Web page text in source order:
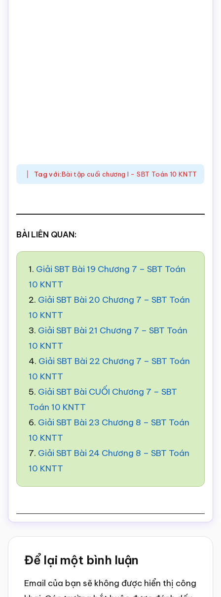
Tag với:Bài tập cuối chương I - SBT Toán 10 KNTT
BÀI LIÊN QUAN:
1. Giải SBT Bài 19 Chương 7 – SBT Toán
10 KNTT
2. Giải SBT Bài 20 Chương 7 – SBT Toán
10 KNTT
3. Giải SBT Bài 21 Chương 7 – SBT Toán
10 KNTT
4. Giải SBT Bài 22 Chương 7 – SBT Toán
10 KNTT
5. Giải SBT Bài CUỐI Chương 7 – SBT
Toán 10 KNTT
6. Giải SBT Bài 23 Chương 8 – SBT Toán
10 KNTT
7. Giải SBT Bài 24 Chương 8 – SBT Toán
10 KNTT
Reader
Interactions
Để lại một bình luận
Email của bạn sẽ không được hiển thị công